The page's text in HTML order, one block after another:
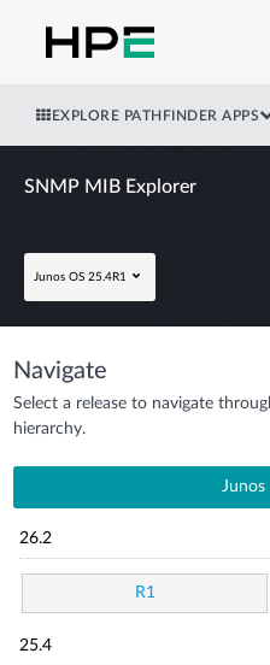
EXPLORE PATHFINDER APPS
SNMP MIB Explorer
Junos OS 25.4R1
Navigate
Select a release to navigate
hierarchy.
Junos
26.2
R1
25.4